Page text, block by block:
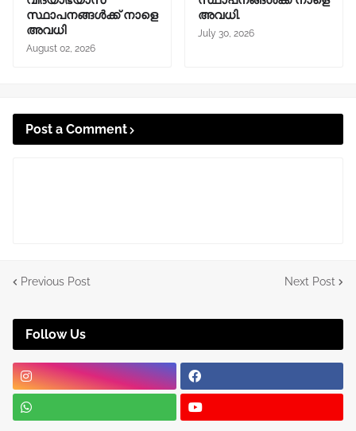
സ്ഥാപനങ്ങൾക്ക് നാളെ
അവധി
August 02, 2026
അവധി.
July 30, 2026
Post a Comment
Previous Post Next Post
Follow Us